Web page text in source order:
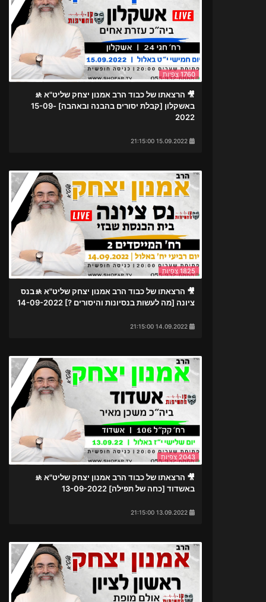
1760 צפיות
🎥 הרצאתו של כבוד הרב אמנון יצחק שליט"א 🚸
באשקלון [קבלת יסורים בהבנה ובאהבה] 15-09-
2022
1825 צפיות
🎥 הרצאתו של כבוד הרב אמנון יצחק שליט"א 🚸בנס
ציונה [מה לעשות בנסיונות והיסורים ?] 14-09-2022
2043 צפיות
🎥 הרצאתו של כבוד הרב אמנון יצחק שליט"א 🚸
באשדוד [כחה של תפילה] 13-09-2022